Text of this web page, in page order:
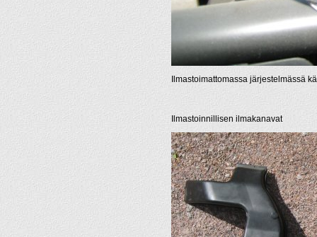
Ilmastoimattomassa järjestelmässä
Ilmastoinnillisen ilmakanavat